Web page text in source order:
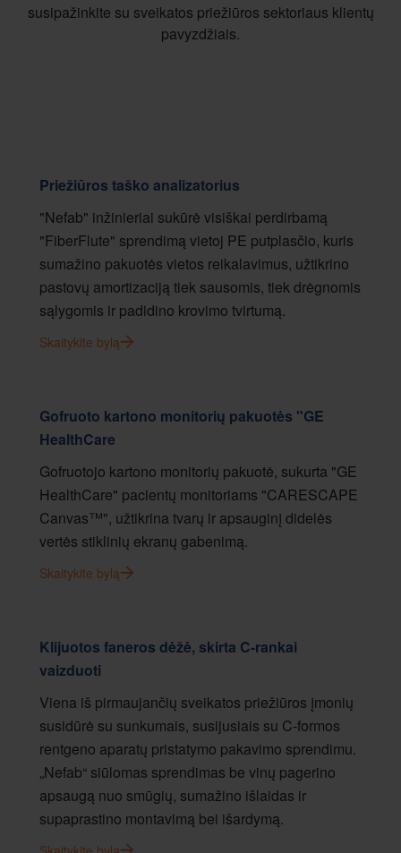
susipažinkite su sveikatos priežiūros sektoriaus klientų
pavyzdžiais.
Priežiūros taško analizatorius
"Nefab" inžinieriai sukūrė visiškai perdirbamą
"FiberFlute" sprendimą vietoj PE putplasčio, kuris
sumažino pakuotės vietos reikalavimus, užtikrino
pastovų amortizaciją tiek sausomis, tiek drėgnomis
sąlygomis ir padidino krovimo tvirtumą.
Skaitykite bylą
Gofruoto kartono monitorių pakuotės "GE
HealthCare
Gofruotojo kartono monitorių pakuotė, sukurta "GE
HealthCare" pacientų monitoriams "CARESCAPE
Canvas™", užtikrina tvarų ir apsauginį didelės
vertės stiklinių ekranų gabenimą.
Skaitykite bylą
Klijuotos faneros dėžė, skirta C-rankai
vaizduoti
Viena iš pirmaujančių sveikatos priežiūros įmonių
susidūrė su sunkumais, susijusiais su C-formos
rentgeno aparatų pristatymo pakavimo sprendimu.
„Nefab“ siūlomas sprendimas be vinų pagerino
apsaugą nuo smūgių, sumažino išlaidas ir
supaprastino montavimą bei išardymą.